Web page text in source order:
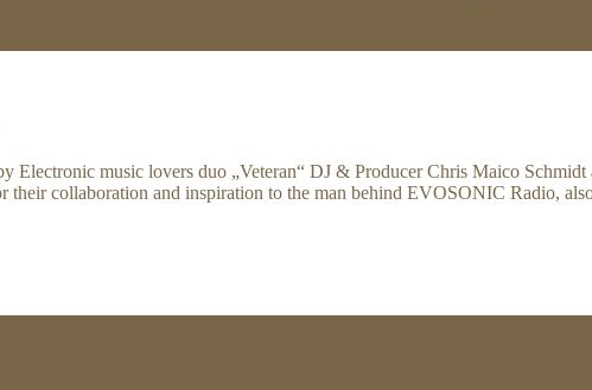
Electronic music lovers duo „Veteran“ DJ & Producer Chris Maico
their collaboration and inspiration to the man behind EVOSONIC Radio,